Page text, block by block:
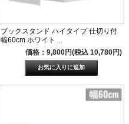
ブックスタンド ハイタイプ 仕切り付
幅60cm ホワイト ...
価格：9,800円(税込 10,780円)